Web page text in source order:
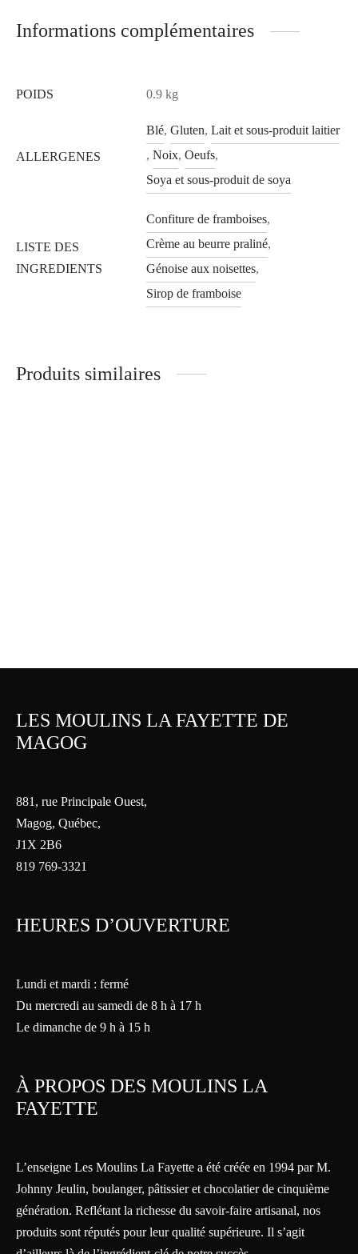
Informations complémentaires
POIDS 0.9 kg
ALLERGENES
Blé, Gluten, Lait et sous-produit laitier
, Noix, Oeufs,
Soya et sous-produit de soya
LISTE DES
INGREDIENTS
Confiture de framboises,
Crème au beurre praliné,
Génoise aux noisettes,
Sirop de framboise
Produits similaires
LES MOULINS LA FAYETTE DE
MAGOG
881, rue Principale Ouest,
Magog, Québec,
J1X 2B6
819 769-3321
HEURES D’OUVERTURE
Lundi et mardi : fermé
Du mercredi au samedi de 8 h à 17 h
Le dimanche de 9 h à 15 h
À PROPOS DES MOULINS LA
FAYETTE
L’enseigne Les Moulins La Fayette a été créée en 1994 par M.
Johnny Jeulin, boulanger, pâtissier et chocolatier de cinquième
génération. Reflétant la richesse du savoir-faire artisanal, nos
produits sont réputés pour leur qualité supérieure. Il s’agit